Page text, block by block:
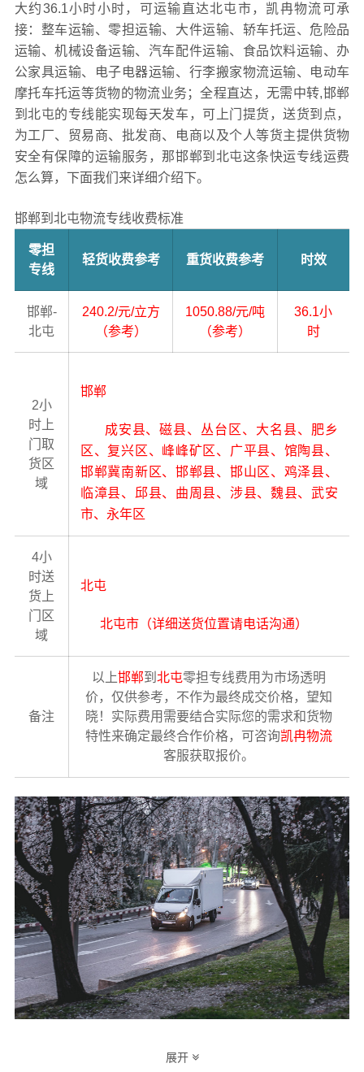
大约36.1小时小时，可运输直达北屯市，凯冉物流可承
接：整车运输、零担运输、大件运输、轿车托运、危险品
运输、机械设备运输、汽车配件运输、食品饮料运输、办
公家具运输、电子电器运输、行李搬家物流运输、电动车
摩托车托运等货物的物流业务；全程直达，无需中转,邯郸
到北屯的专线能实现每天发车，可上门提货，送货到点，
为工厂、贸易商、批发商、电商以及个人等货主提供货物
安全有保障的运输服务，那邯郸到北屯这条快运专线运费
怎么算，下面我们来详细介绍下。
邯郸到北屯物流专线收费标准
零担
专线
轻货收费参考 重货收费参考 时效
邯郸-
北屯
240.2/元/立方
（参考）
1050.88/元/吨
（参考）
36.1小
时
2小
时上
门取
货区
域
邯郸
成安县、磁县、丛台区、大名县、肥乡
区、复兴区、峰峰矿区、广平县、馆陶县、
邯郸冀南新区、邯郸县、邯山区、鸡泽县、
临漳县、邱县、曲周县、涉县、魏县、武安
市、永年区
4小
时送
货上
门区
域
北屯
北屯市（详细送货位置请电话沟通）
备注
以上邯郸到北屯零担专线费用为市场透明
价，仅供参考，不作为最终成交价格，望知
晓！实际费用需要结合实际您的需求和货物
特性来确定最终合作价格，可咨询凯冉物流
客服获取报价。
邯郸到北屯物流公司整车运输收费标准
展开